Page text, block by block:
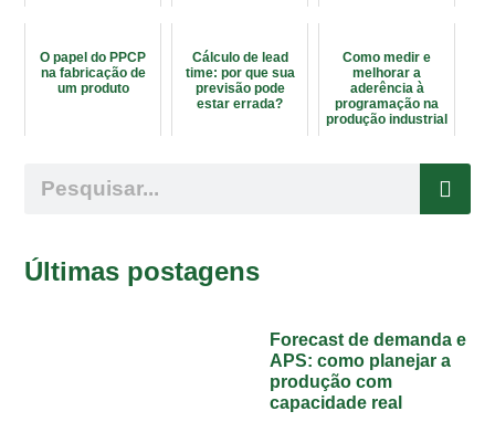
O papel do PPCP
na fabricação de
um produto
Cálculo de lead
time: por que sua
previsão pode
estar errada?
Como medir e
melhorar a
aderência à
programação na
produção industrial
Últimas postagens
Forecast de demanda e
APS: como planejar a
produção com
capacidade real